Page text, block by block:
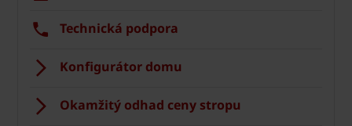
Technická podpora
Konfigurátor domu
Okamžitý odhad ceny stropu